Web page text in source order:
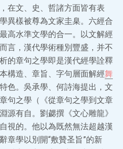
在文、史、哲諸方面皆有表
異樣被尊為文家圭臬。六經合
高水準文學的合一。以文解經
言，漢代學術種別豐盛，并不
的章句之學即是漢代經學詮釋
構造、章旨、字句層面解經舞
色。吳承學、何詩海提出，文
句之學（《從章句之學到文章
源有自。劉勰撰《文心雕龍》
視的。他以為既然無法超越漢
章學以別開“敷贊圣旨”的新